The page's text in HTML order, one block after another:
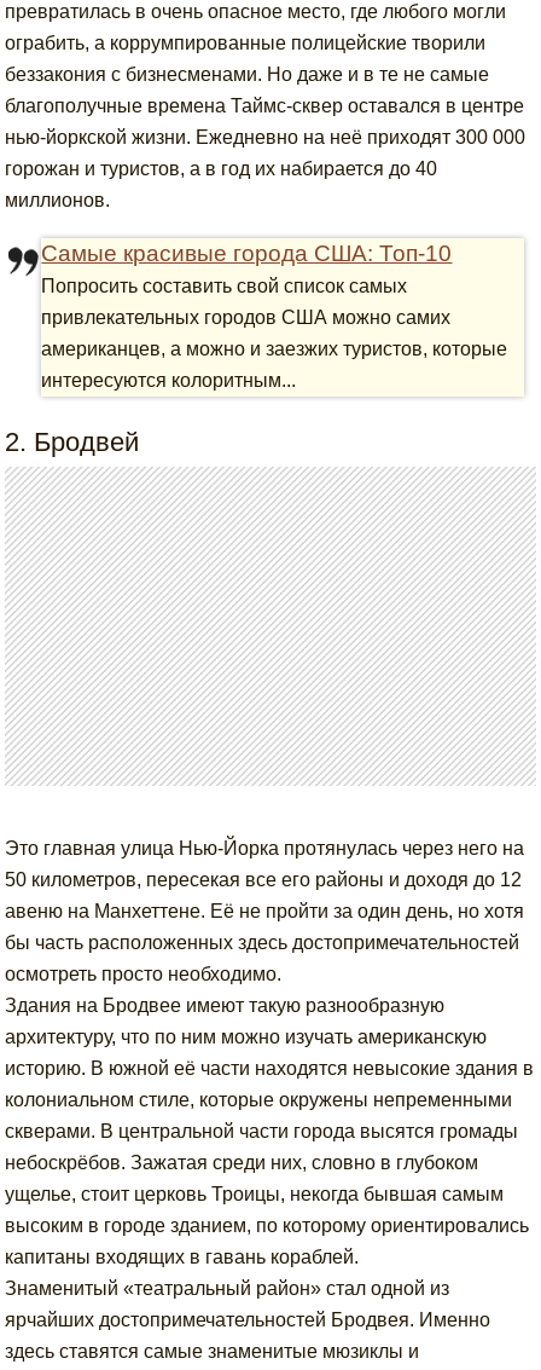
превратилась в очень опасное место, где любого могли
ограбить, а коррумпированные полицейские творили
беззакония с бизнесменами. Но даже и в те не самые
благополучные времена Таймс-сквер оставался в центре
нью-йоркской жизни. Ежедневно на неё приходят 300 000
горожан и туристов, а в год их набирается до 40
миллионов.
Самые красивые города США: Топ-10
Попросить составить свой список самых
привлекательных городов США можно самих
американцев, а можно и заезжих туристов, которые
интересуются колоритным...
2. Бродвей
Это главная улица Нью-Йорка протянулась через него на
50 километров, пересекая все его районы и доходя до 12
авеню на Манхеттене. Её не пройти за один день, но хотя
бы часть расположенных здесь достопримечательностей
осмотреть просто необходимо.
Здания на Бродвее имеют такую разнообразную
архитектуру, что по ним можно изучать американскую
историю. В южной её части находятся невысокие здания в
колониальном стиле, которые окружены непременными
скверами. В центральной части города высятся громады
небоскрёбов. Зажатая среди них, словно в глубоком
ущелье, стоит церковь Троицы, некогда бывшая самым
высоким в городе зданием, по которому ориентировались
капитаны входящих в гавань кораблей.
Знаменитый «театральный район» стал одной из
ярчайших достопримечательностей Бродвея. Именно
здесь ставятся самые знаменитые мюзиклы и